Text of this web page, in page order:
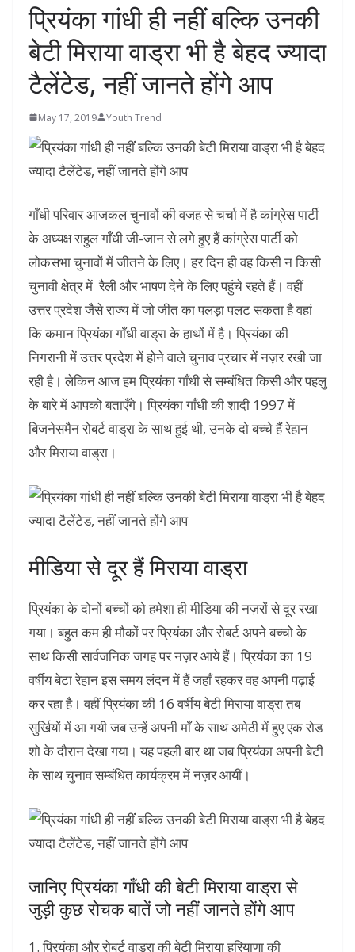
प्रियंका गांधी ही नहींं बल्कि उनकी
बेटी मिराया वाड्रा भी है बेहद ज्यादा
टैलेंटेड, नहीं जानते होंगे आप
May 17, 2019 Youth Trend
गाँधी परिवार आजकल चुनावों की वजह से चर्चा में है कांग्रेस पार्टी
के अध्यक्ष राहुल गाँधी जी-जान से लगे हुए हैं कांग्रेस पार्टी को
लोकसभा चुनावों में जीतने के लिए। हर दिन ही वह किसी न किसी
चुनावी क्षेत्र में रैली और भाषण देने के लिए पहुंचे रहते हैं। वहीं
उत्तर प्रदेश जैसे राज्य में जो जीत का पलड़ा पलट सकता है वहां
कि कमान प्रियंका गाँधी वाड्रा के हाथों में है। प्रियंका की
निगरानी में उत्तर प्रदेश में होने वाले चुनाव प्रचार में नज़र रखी जा
रही है। लेकिन आज हम प्रियंका गाँधी से सम्बंधित किसी और पहलु
के बारे में आपको बताएँगे। प्रियंका गाँधी की शादी 1997 में
बिजनेसमैन रोबर्ट वाड्रा के साथ हुई थी, उनके दो बच्चे हैं रेहान
और मिराया वाड्रा।
मीडिया से दूर हैं मिराया वाड्रा
प्रियंका के दोनों बच्चों को हमेशा ही मीडिया की नज़रों से दूर रखा
गया। बहुत कम ही मौकों पर प्रियंका और रोबर्ट अपने बच्चो के
साथ किसी सार्वजनिक जगह पर नज़र आये हैं। प्रियंका का 19
वर्षीय बेटा रेहान इस समय लंदन में हैं जहाँ रहकर वह अपनी पढ़ाई
कर रहा है। वहीं प्रियंका की 16 वर्षीय बेटी मिराया वाड्रा तब
सुर्खियों में आ गयी जब उन्हें अपनी माँ के साथ अमेठी में हुए एक रोड
शो के दौरान देखा गया। यह पहली बार था जब प्रियंका अपनी बेटी
के साथ चुनाव सम्बंधित कार्यक्रम में नज़र आयीं।
जानिए प्रियंका गाँधी की बेटी मिराया वाड्रा से
जुड़ी कुछ रोचक बातें जो नहीं जानते होंगे आप
1. प्रियंका और रोबर्ट वाड्रा की बेटी मिराया हरियाणा की